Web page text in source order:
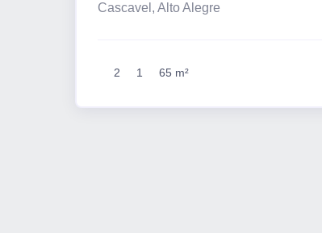
Cascavel, Alto Alegre
2 1 65 m²